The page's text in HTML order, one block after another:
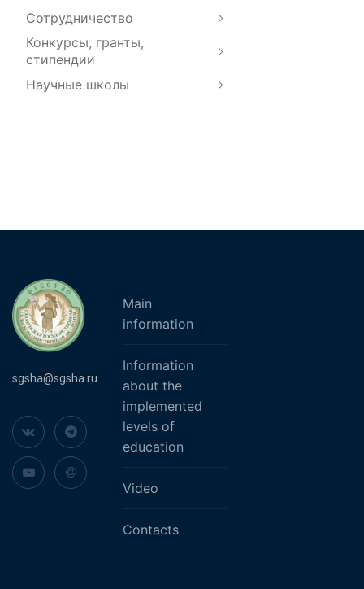
Сотрудничество
Конкурсы, гранты,
стипендии
Научные школы
sgsha@sgsha.ru
Main
information
Information
about the
implemented
levels of
education
Video
Contacts